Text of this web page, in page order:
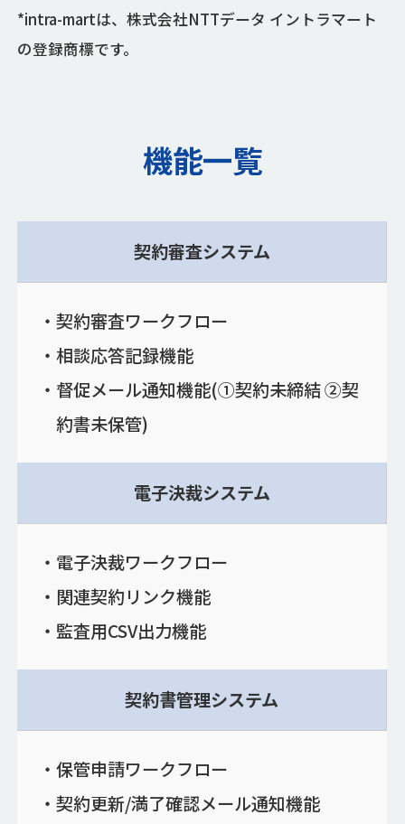
*intra-martは、株式会社NTTデータ イントラマート
の登録商標です。
機能一覧
契約審査システム
契約審査ワークフロー
相談応答記録機能
督促メール通知機能(①契約未締結 ②契
約書未保管)
電子決裁システム
電子決裁ワークフロー
関連契約リンク機能
監査用CSV出力機能
契約書管理システム
保管申請ワークフロー
契約更新/満了確認メール通知機能